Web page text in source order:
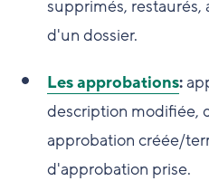
supprimés, restaurés,
d'un dossier.
Les approbations:
description modifiée,
approbation créée/
d'approbation prise.